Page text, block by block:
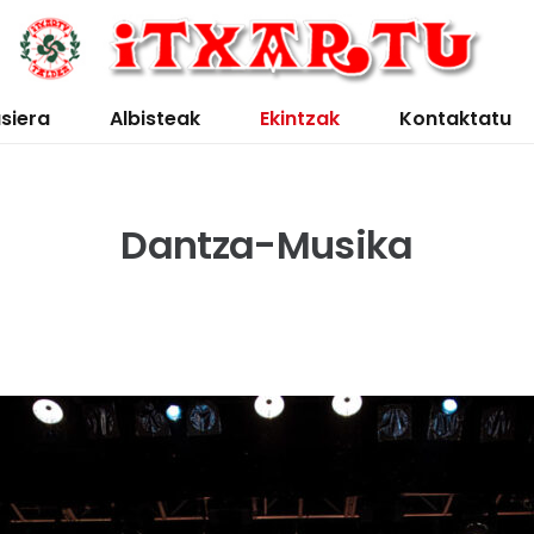
Albisteak Ekintzak Kontaktatu
Dantza-Musika